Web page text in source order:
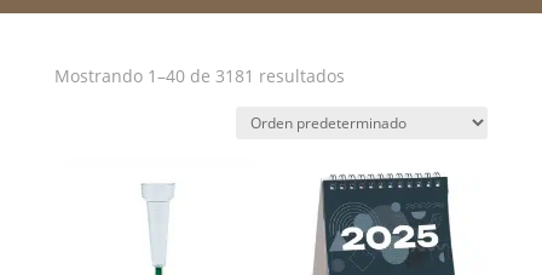
Mostrando 1–40 de 3181 resultados